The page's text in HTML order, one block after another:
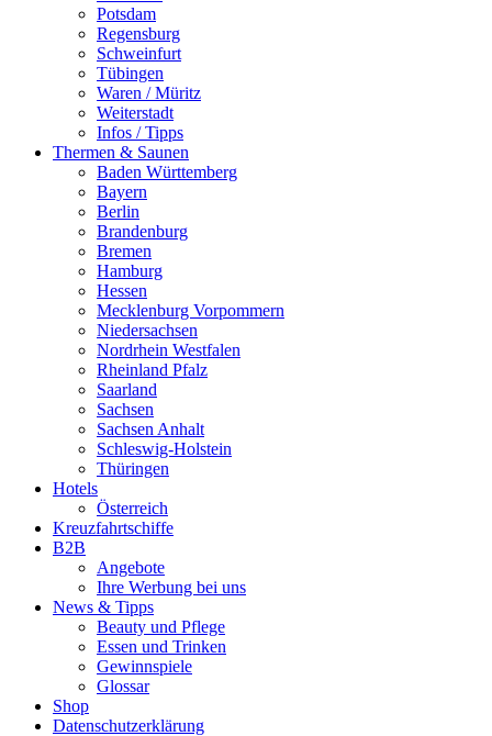
Potsdam
Regensburg
Schweinfurt
Tübingen
Waren / Müritz
Weiterstadt
Infos / Tipps
Thermen & Saunen
Baden Württemberg
Bayern
Berlin
Brandenburg
Bremen
Hamburg
Hessen
Mecklenburg Vorpommern
Niedersachsen
Nordrhein Westfalen
Rheinland Pfalz
Saarland
Sachsen
Sachsen Anhalt
Schleswig-Holstein
Thüringen
Hotels
Österreich
Kreuzfahrtschiffe
B2B
Angebote
Ihre Werbung bei uns
News & Tipps
Beauty und Pflege
Essen und Trinken
Gewinnspiele
Glossar
Shop
Datenschutzerklärung